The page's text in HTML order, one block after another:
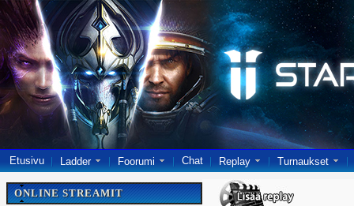
Etusivu Ladder Foorumi Chat Replay Turnaukset
ONLINE STREAMIT